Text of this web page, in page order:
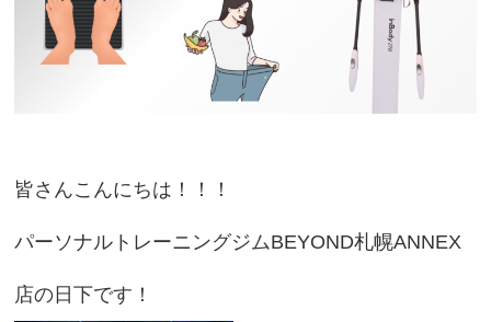
皆さんこんにちは！！！
パーソナルトレーニングジムBEYOND札幌ANNEX
店の日下です！